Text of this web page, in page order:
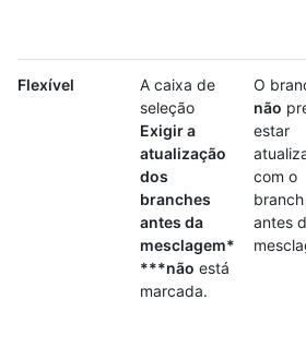
Flexível
A caixa de
seleção
Exigir a
atualização
dos
branches
antes da
mesclagem*
***não está
marcada.
O
não
estar
com o
antes